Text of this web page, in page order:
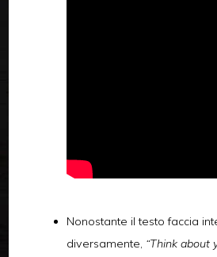
Nonostante il testo faccia
diversamente, “Think about